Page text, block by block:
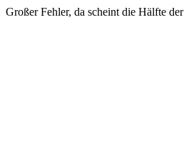
Großer Fehler, da scheint die Hälfte